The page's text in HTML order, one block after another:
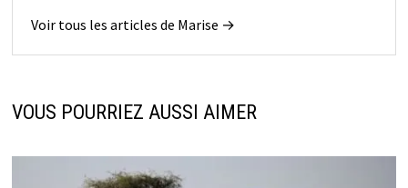
Voir tous les articles de Marise →
VOUS POURRIEZ AUSSI AIMER